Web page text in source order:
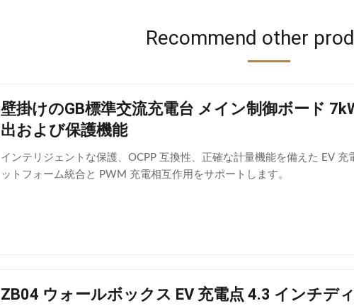
Recommend other
壁掛けのGB標準交流充電台 メイン制御ボード
出および保護機能
インテリジェントな保護、OCPP 互換性、正確な計量機能を備えた EV
ットフォーム統合と PWM 充電相互作用をサポートします。
ZB04 ウォールボックス EV 充電点 4.3 インチデ